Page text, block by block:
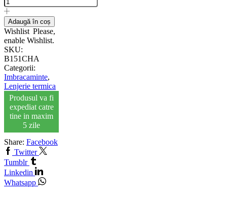
Adaugă în coș
Wishlist Please,
enable Wishlist.
SKU:
B151CHA
Categorii:
Imbracaminte,
Lenjerie termica
Produsul va fi
expediat catre
tine in maxim
5 zile
Share: Facebook
Twitter
Tumblr
Linkedin
Whatsapp